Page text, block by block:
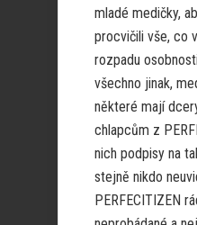
mladé medičky,
procvičili vše, co
rozpadu
všechno jinak,
některé mají
chlapcům z
nich podpisy na
stejně nikdo
PERFECITIZEN